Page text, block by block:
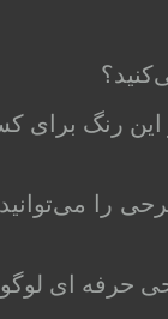
این رنگ برای
را می‌توانید
حرفه ‌ای